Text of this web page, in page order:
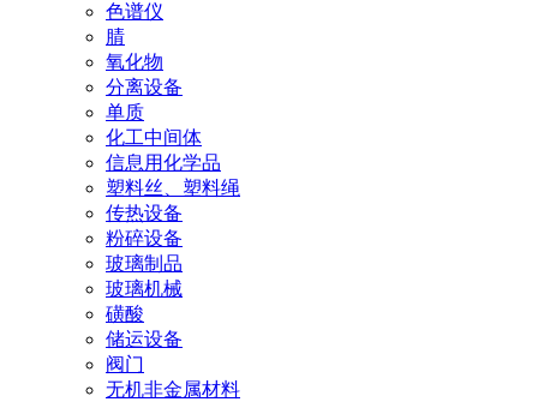
色谱仪
腈
氧化物
分离设备
单质
化工中间体
信息用化学品
塑料丝、塑料绳
传热设备
粉碎设备
玻璃制品
玻璃机械
磺酸
储运设备
阀门
无机非金属材料